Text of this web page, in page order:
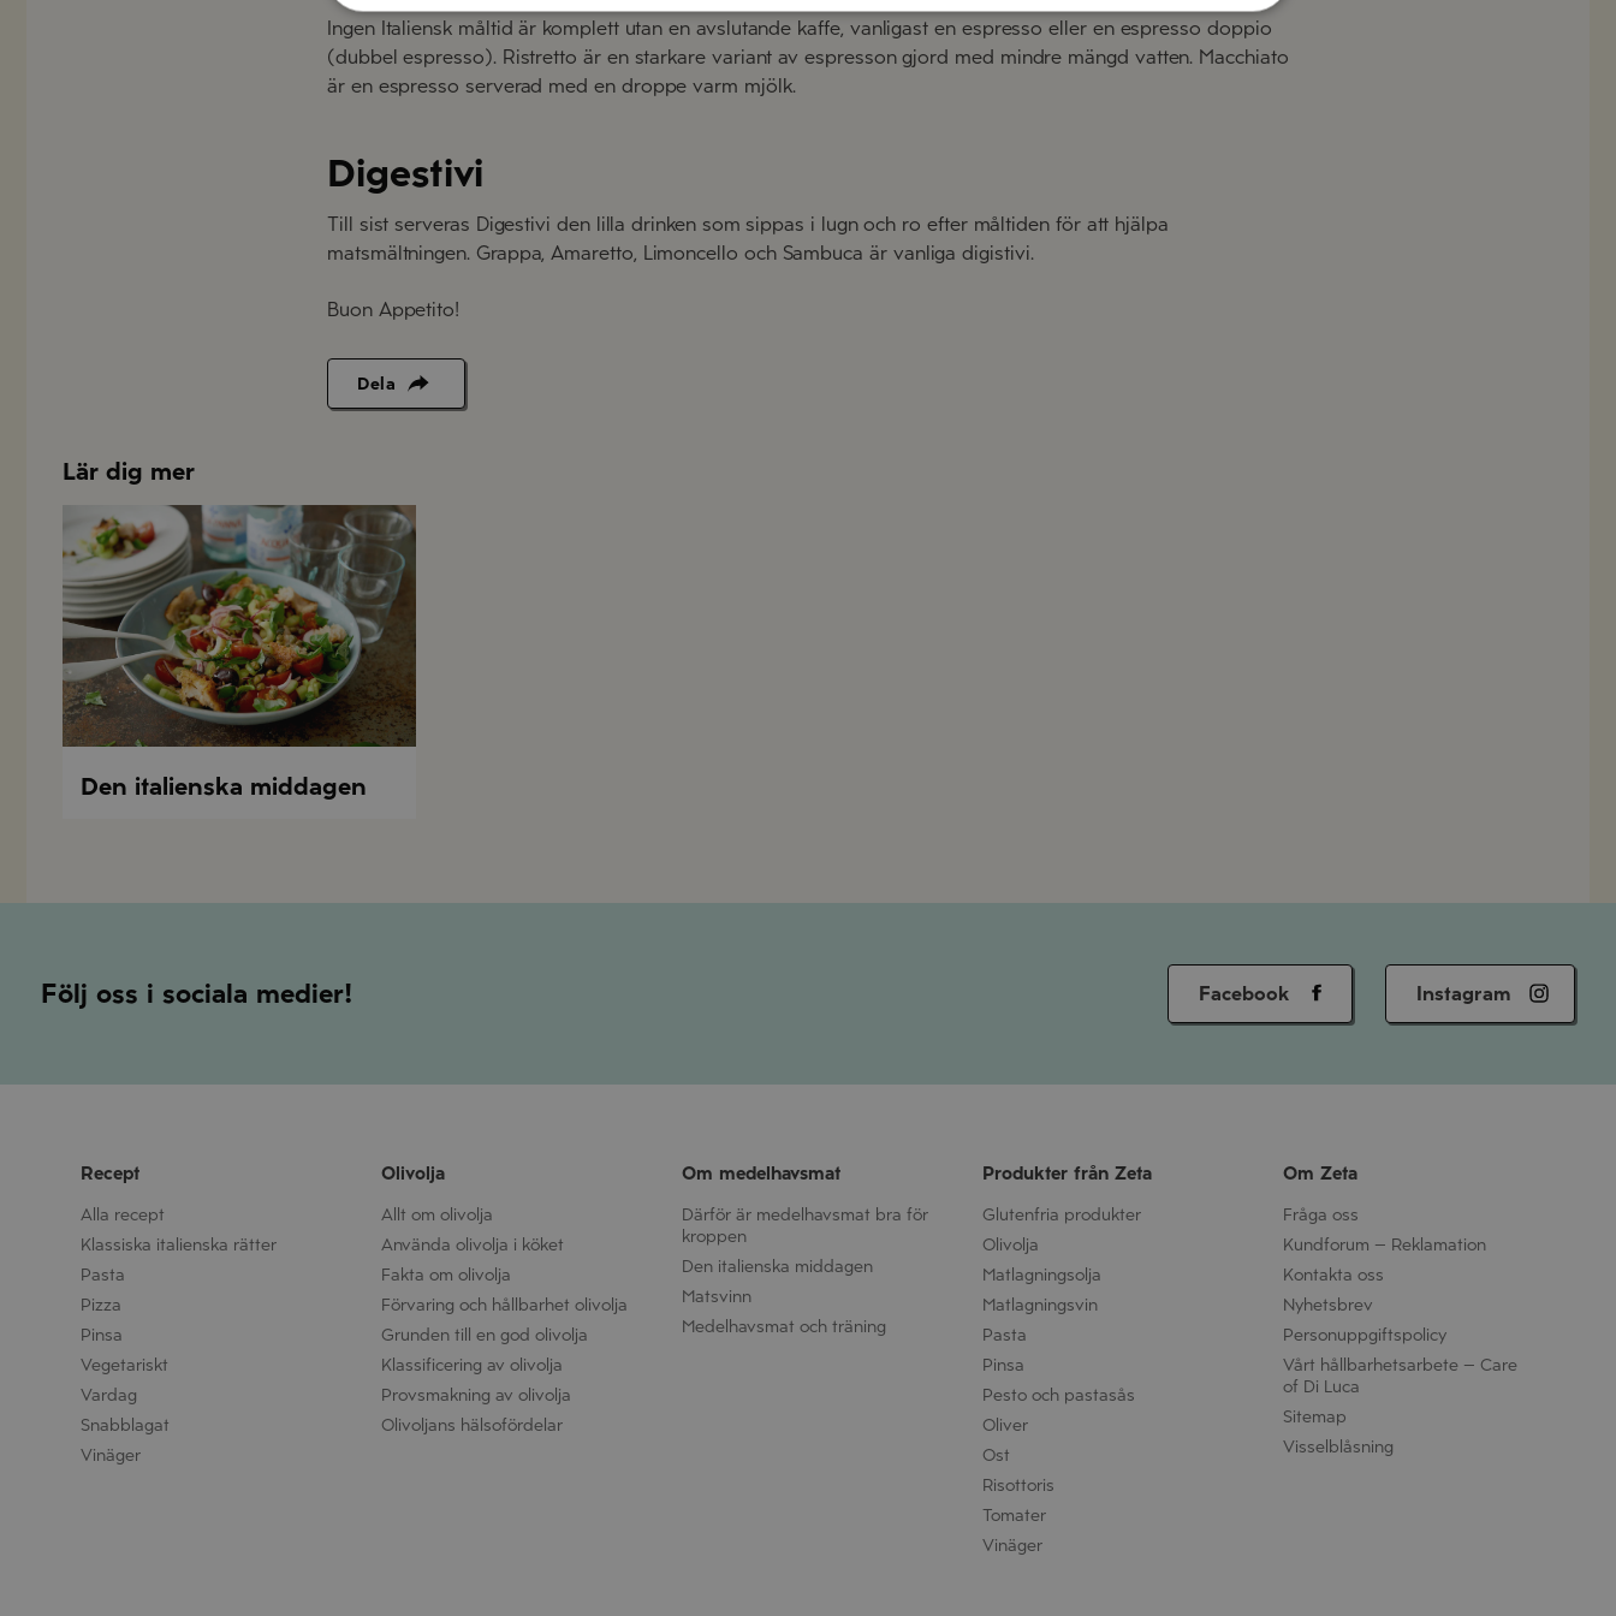
Ingen Italiensk måltid är komplett utan en avslutande kaffe, vanligast en espresso eller en espresso doppio
(dubbel espresso). Ristretto är en starkare variant av espresson gjord med mindre mängd vatten. Macchiato
är en espresso serverad med en droppe varm mjölk.
Digestivi
Till sist serveras Digestivi den lilla drinken som sippas i lugn och ro efter måltiden för att hjälpa
matsmältningen. Grappa, Amaretto, Limoncello och Sambuca är vanliga digistivi.
Buon Appetito!
Dela
Lär dig mer
Den italienska middagen
Följ oss i sociala medier! Facebook Instagram
Recept
Alla recept
Klassiska italienska rätter
Pasta
Pizza
Pinsa
Vegetariskt
Vardag
Snabblagat
Vinäger
Olivolja
Allt om olivolja
Använda olivolja i köket
Fakta om olivolja
Förvaring och hållbarhet olivolja
Grunden till en god olivolja
Klassificering av olivolja
Provsmakning av olivolja
Olivoljans hälsofördelar
Om medelhavsmat
Därför är medelhavsmat bra för
kroppen
Den italienska middagen
Matsvinn
Medelhavsmat och träning
Produkter från Zeta
Glutenfria produkter
Olivolja
Matlagningsolja
Matlagningsvin
Pasta
Pinsa
Pesto och pastasås
Oliver
Ost
Risottoris
Tomater
Vinäger
Om Zeta
Fråga oss
Kundforum – Reklamation
Kontakta oss
Nyhetsbrev
Personuppgifts­policy
Vårt hållbarhetsarbete – Care
of Di Luca
Sitemap
Visselblåsning